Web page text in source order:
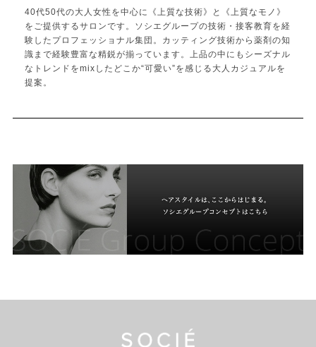
40代50代の大人女性を中心に《上質な技術》と《上質なモノ》
をご提供するサロンです。ソシエグループの技術・接客教育を経
験したプロフェッショナル集団。カッティング技術から薬剤の知
識まで経験豊富な精鋭が揃っています。上品の中にもシーズナル
なトレンドをmixしたどこか“可愛い”を感じる大人カジュアルを
提案。